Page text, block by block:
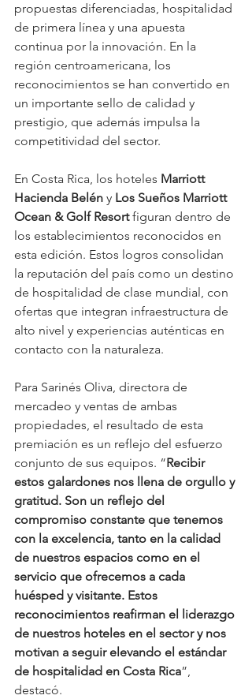
propuestas diferenciadas, hospitalidad
de primera línea y una apuesta
continua por la innovación. En la
región centroamericana, los
reconocimientos se han convertido en
un importante sello de calidad y
prestigio, que además impulsa la
competitividad del sector.
En Costa Rica, los hoteles Marriott
Hacienda Belén y Los Sueños Marriott
Ocean & Golf Resort figuran dentro de
los establecimientos reconocidos en
esta edición. Estos logros consolidan
la reputación del país como un destino
de hospitalidad de clase mundial, con
ofertas que integran infraestructura de
alto nivel y experiencias auténticas en
contacto con la naturaleza.
Para Sarinés Oliva, directora de
mercadeo y ventas de ambas
propiedades, el resultado de esta
premiación es un reflejo del esfuerzo
conjunto de sus equipos. “Recibir
estos galardones nos llena de orgullo y
gratitud. Son un reflejo del
compromiso constante que tenemos
con la excelencia, tanto en la calidad
de nuestros espacios como en el
servicio que ofrecemos a cada
huésped y visitante. Estos
reconocimientos reafirman el liderazgo
de nuestros hoteles en el sector y nos
motivan a seguir elevando el estándar
de hospitalidad en Costa Rica”,
destacó.